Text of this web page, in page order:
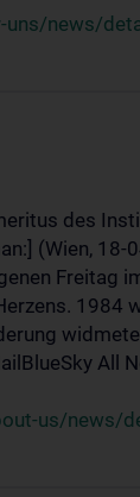
news/
des
(Wien,
Freitag
1984
All
us/news/